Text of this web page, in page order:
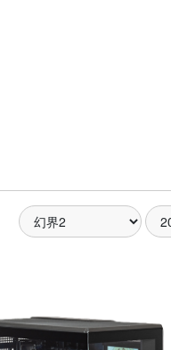
MSI共同開発のPROJECT
ZERO 背面コネクタマザー
ボードと2.8型液晶簡易水冷